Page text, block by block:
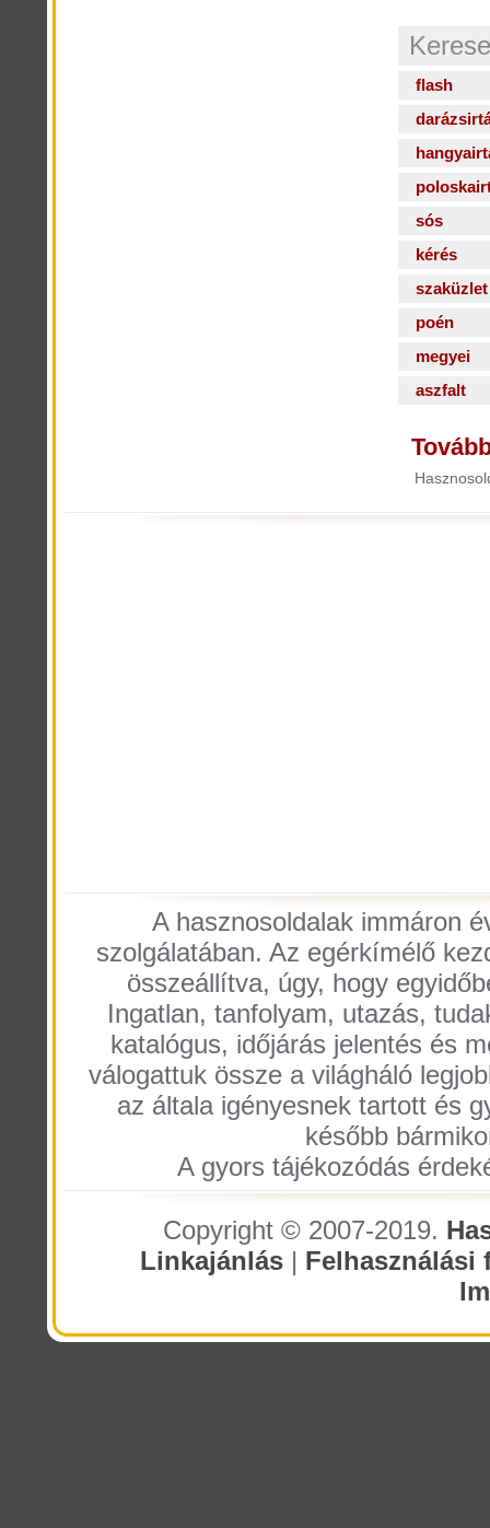
flash
sós
kérés
szaküzlet
poén
megyei
aszfalt
A hasznosoldalak immáron
szolgálatában. Az egérkímélő
összeállítva, úgy, hogy
Ingatlan, tanfolyam, utazás,
katalógus, időjárás jelentés és
válogattuk össze a világháló
az általa igényesnek tartott és
később
A gyors tájékozódás
Copyright © 2007-2019.
Linkajánlás | Felhasználási